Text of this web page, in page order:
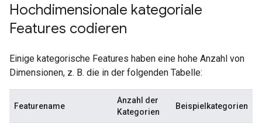
Hochdimensionale kategoriale
Features codieren
Einige kategorische Features haben eine hohe Anzahl von
Dimensionen, z. B. die in der folgenden Tabelle:
Featurename
Anzahl der
Kategorien
Beispielkategorien